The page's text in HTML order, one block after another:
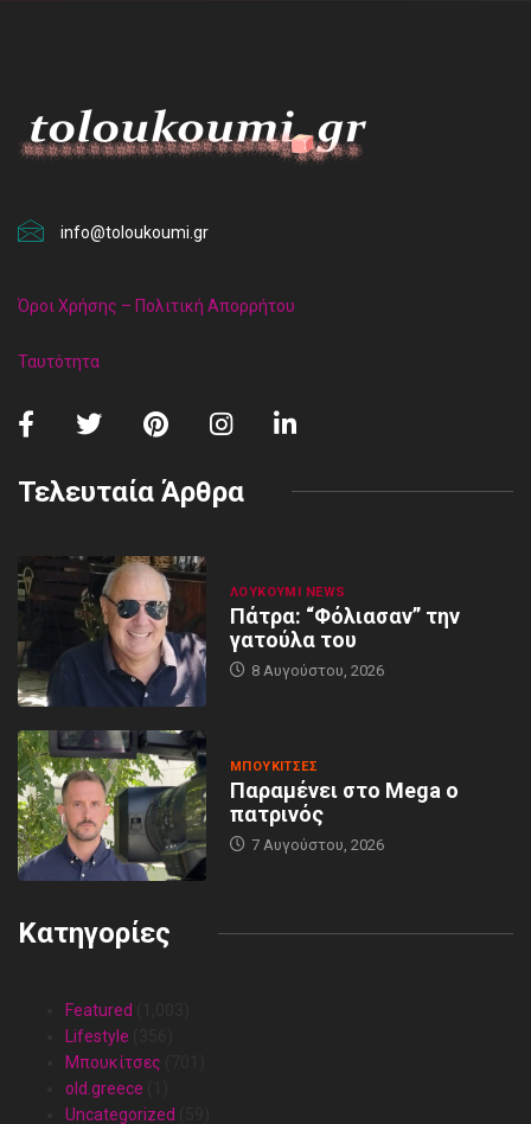
info@toloukoumi.gr
Όροι Χρήσης – Πολιτική Απορρήτου
Ταυτότητα
Τελευταία Άρθρα
ΛΟΥΚΟΎΜΙ NEWS
Πάτρα: “Φόλιασαν” την
γατούλα του
8 Αυγούστου, 2026
MΠΟΥΚΊΤΣΕΣ
Παραμένει στο Mega ο
πατρινός
7 Αυγούστου, 2026
Κατηγορίες
Featured
Lifestyle
Mπουκίτσες
old.greece
Uncategorized